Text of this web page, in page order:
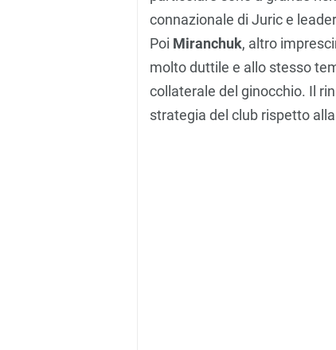
connazionale di Juric e
Poi Miranchuk, altro
molto duttile e allo stesso
collaterale del ginocchio. Il
strategia del club rispetto